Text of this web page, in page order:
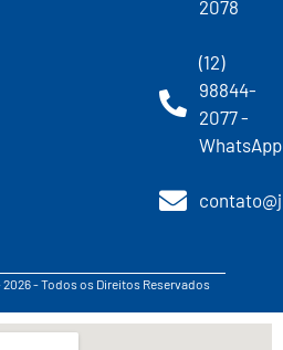
2078
(12)
98844-
2077 -
WhatsApp
- Todos os Direitos Reservados